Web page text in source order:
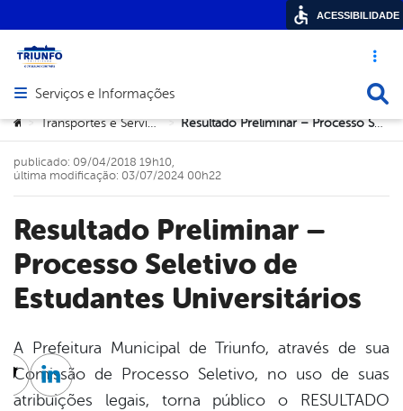
Acesso
Abrir menu principal de navegação
Serviços e Informações
Você está aqui:
> Transportes e Serviços Públicos > Resultado Preliminar – Processo Seletivo de Estudantes Universitários
Resultado Preliminar –
Processo Seletivo de
Estudantes Universitários
publicado: 09/04/2018 19h10,
última modificação: 03/07/2024 00h22
A Prefeitura Municipal de Triunfo, através de sua
Comissão de Processo Seletivo, no uso de suas
atribuições legais, torna público o RESULTADO
Twitter
Linkedin
ACESSIBILIDADE